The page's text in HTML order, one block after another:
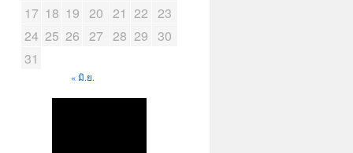
17 18 19 20 21 22 23
24 25 26 27 28 29
30
31
« มิ.ย.